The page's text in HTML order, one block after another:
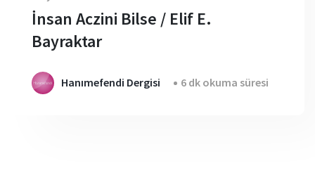
İnsan Aczini Bilse / Elif E.
Bayraktar
Hanımefendi Dergisi 6 dk okuma süresi